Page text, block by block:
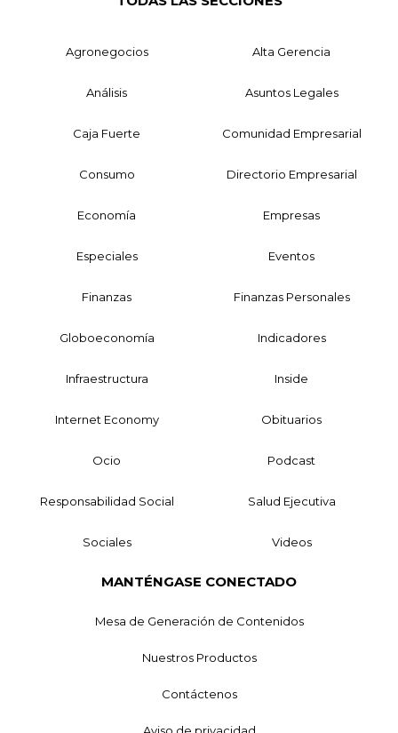
Agronegocios Alta Gerencia
Análisis Asuntos Legales
Caja Fuerte Comunidad Empresarial
Consumo Directorio Empresarial
Economía Empresas
Especiales Eventos
Finanzas Finanzas Personales
Globoeconomía Indicadores
Infraestructura Inside
Internet Economy Obituarios
Ocio Podcast
Responsabilidad Social Salud Ejecutiva
Sociales Videos
MANTÉNGASE CONECTADO
Mesa de Generación de Contenidos
Nuestros Productos
Contáctenos
Aviso de privacidad